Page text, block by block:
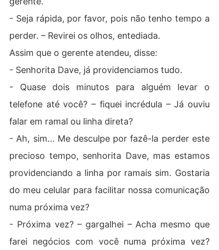
- Seja rápida, por favor, pois não tenho tempo a
perder. – Revirei os olhos, entediada.
Assim que o gerente atendeu, disse:
- Senhorita Dave, já providenciamos tudo.
- Quase dois minutos para alguém levar o
telefone até você? – fiquei incrédula – Já ouviu
falar em ramal ou linha direta?
- Ah, sim... Me desculpe por fazê-la perder este
precioso tempo, senhorita Dave, mas estamos
providenciando a linha por ramais sim. Gostaria
do meu celular para facilitar nossa comunicação
numa próxima vez?
- Próxima vez? – gargalhei – Acha mesmo que
farei negócios com você numa próxima vez?